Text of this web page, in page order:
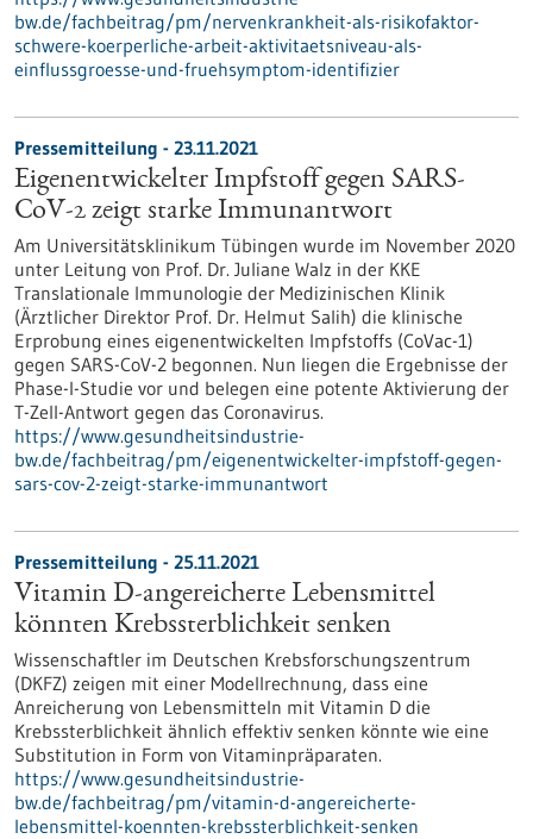
bw.de/fachbeitrag/pm/nervenkrankheit-als-risikofaktor-
schwere-koerperliche-arbeit-aktivitaetsniveau-als-
einflussgroesse-und-fruehsymptom-identifizier
Pressemitteilung - 23.11.2021
Eigenentwickelter Impfstoff gegen SARS-
CoV-2 zeigt starke Immunantwort
Am Universitätsklinikum Tübingen wurde im November 2020
unter Leitung von Prof. Dr. Juliane Walz in der KKE
Translationale Immunologie der Medizinischen Klinik
(Ärztlicher Direktor Prof. Dr. Helmut Salih) die klinische
Erprobung eines eigenentwickelten Impfstoffs (CoVac-1)
gegen SARS-CoV-2 begonnen. Nun liegen die Ergebnisse der
Phase-I-Studie vor und belegen eine potente Aktivierung der
T-Zell-Antwort gegen das Coronavirus.
https://www.gesundheitsindustrie-
bw.de/fachbeitrag/pm/eigenentwickelter-impfstoff-gegen-
sars-cov-2-zeigt-starke-immunantwort
Pressemitteilung - 25.11.2021
Vitamin D-angereicherte Lebensmittel
könnten Krebssterblichkeit senken
Wissenschaftler im Deutschen Krebsforschungszentrum
(DKFZ) zeigen mit einer Modellrechnung, dass eine
Anreicherung von Lebensmitteln mit Vitamin D die
Krebssterblichkeit ähnlich effektiv senken könnte wie eine
Substitution in Form von Vitaminpräparaten.
https://www.gesundheitsindustrie-
bw.de/fachbeitrag/pm/vitamin-d-angereicherte-
lebensmittel-koennten-krebssterblichkeit-senken